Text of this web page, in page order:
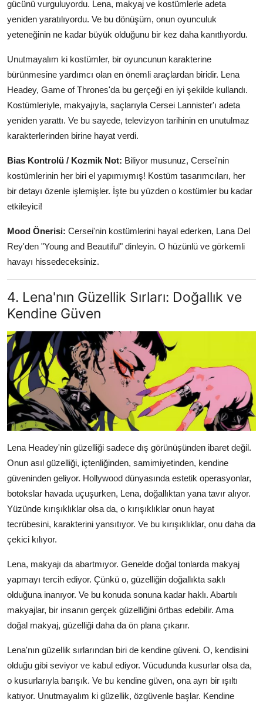
gücünü vurguluyordu. Lena, makyaj ve kostümlerle adeta
yeniden yaratılıyordu. Ve bu dönüşüm, onun oyunculuk
yeteneğinin ne kadar büyük olduğunu bir kez daha kanıtlıyordu.
Unutmayalım ki kostümler, bir oyuncunun karakterine
bürünmesine yardımcı olan en önemli araçlardan biridir. Lena
Headey, Game of Thrones'da bu gerçeği en iyi şekilde kullandı.
Kostümleriyle, makyajıyla, saçlarıyla Cersei Lannister'ı adeta
yeniden yarattı. Ve bu sayede, televizyon tarihinin en unutulmaz
karakterlerinden birine hayat verdi.
Bias Kontrolü / Kozmik Not: Biliyor musunuz, Cersei'nin
kostümlerinin her biri el yapımıymış! Kostüm tasarımcıları, her
bir detayı özenle işlemişler. İşte bu yüzden o kostümler bu kadar
etkileyici!
Mood Önerisi: Cersei'nin kostümlerini hayal ederken, Lana Del
Rey'den "Young and Beautiful" dinleyin. O hüzünlü ve görkemli
havayı hissedeceksiniz.
4. Lena'nın Güzellik Sırları: Doğallık ve
Kendine Güven
Lena Headey'nin güzelliği sadece dış görünüşünden ibaret değil.
Onun asıl güzelliği, içtenliğinden, samimiyetinden, kendine
güveninden geliyor. Hollywood dünyasında estetik operasyonlar,
botokslar havada uçuşurken, Lena, doğallıktan yana tavır alıyor.
Yüzünde kırışıklıklar olsa da, o kırışıklıklar onun hayat
tecrübesini, karakterini yansıtıyor. Ve bu kırışıklıklar, onu daha da
çekici kılıyor.
Lena, makyajı da abartmıyor. Genelde doğal tonlarda makyaj
yapmayı tercih ediyor. Çünkü o, güzelliğin doğallıkta saklı
olduğuna inanıyor. Ve bu konuda sonuna kadar haklı. Abartılı
makyajlar, bir insanın gerçek güzelliğini örtbas edebilir. Ama
doğal makyaj, güzelliği daha da ön plana çıkarır.
Lena'nın güzellik sırlarından biri de kendine güveni. O, kendisini
olduğu gibi seviyor ve kabul ediyor. Vücudunda kusurlar olsa da,
o kusurlarıyla barışık. Ve bu kendine güven, ona ayrı bir ışıltı
katıyor. Unutmayalım ki güzellik, özgüvenle başlar. Kendine